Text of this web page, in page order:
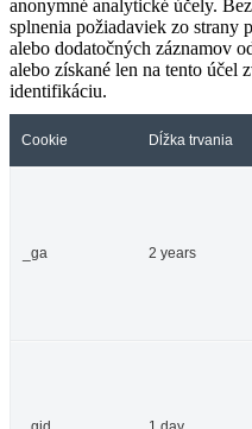
anonymné analytické účely.
splnenia požiadaviek zo strany
alebo dodatočných záznamov
alebo získané len na tento účel
identifikáciu.
Cookie Dĺžka trvania
_ga 2 years